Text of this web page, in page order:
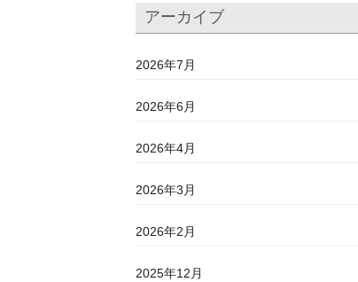
アーカイブ
2026年7月
2026年6月
2026年4月
2026年3月
2026年2月
2025年12月